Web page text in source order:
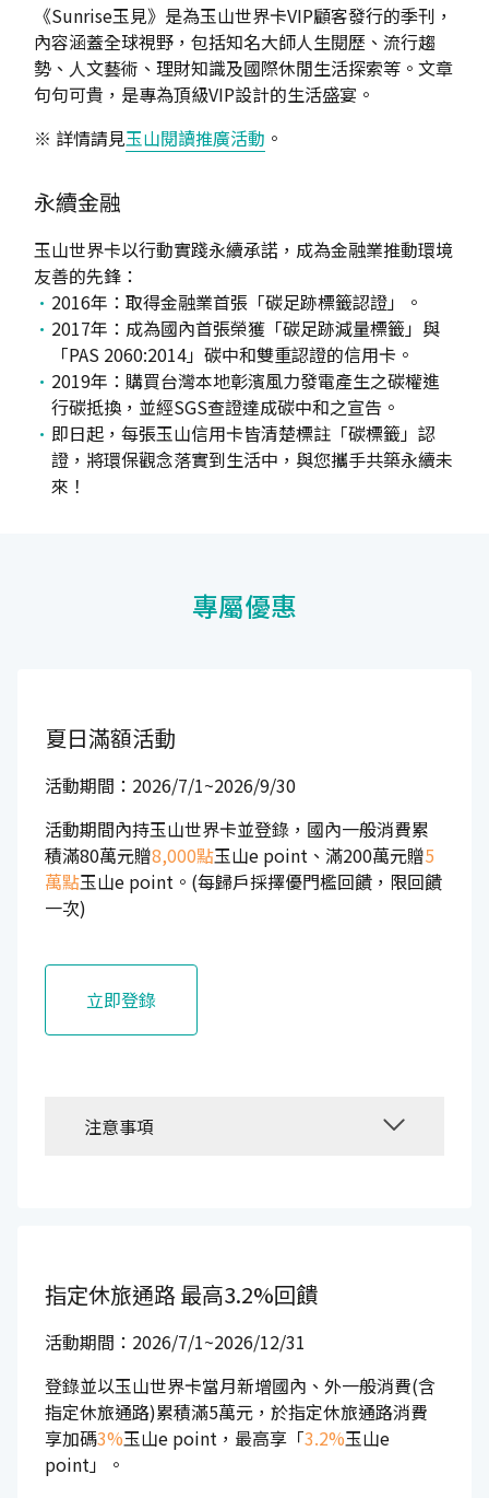
《Sunrise玉見》是為玉山世界卡VIP顧客發行的季刊，
內容涵蓋全球視野，包括知名大師人生閱歷、流行趨
勢、人文藝術、理財知識及國際休閒生活探索等。文章
句句可貴，是專為頂級VIP設計的生活盛宴。
※ 詳情請見玉山閱讀推廣活動 。
永續金融
玉山世界卡以行動實踐永續承諾，成為金融業推動環境
友善的先鋒：
2016年：取得金融業首張「碳足跡標籤認證」。
2017年：成為國內首張榮獲「碳足跡減量標籤」與
「PAS 2060:2014」碳中和雙重認證的信用卡。
2019年：購買台灣本地彰濱風力發電產生之碳權進
行碳抵換，並經SGS查證達成碳中和之宣告。
即日起，每張玉山信用卡皆清楚標註「碳標籤」認
證，將環保觀念落實到生活中，與您攜手共築永續未
來！
專屬優惠
夏日滿額活動
活動期間：2026/7/1~2026/9/30
活動期間內持玉山世界卡並登錄，國內一般消費累
積滿80萬元贈8,000點玉山e point、滿200萬元贈5
萬點玉山e point。(每歸戶採擇優門檻回饋，限回饋
一次)
立即登錄
注意事項
指定休旅通路最高3.2%回饋
活動期間：2026/7/1~2026/12/31
登錄並以玉山世界卡當月新增國內、外一般消費(含
指定休旅通路)累積滿5萬元，於指定休旅通路消費
享加碼3%玉山e point，最高享「3.2%玉山e
point」。